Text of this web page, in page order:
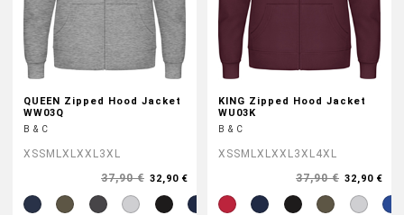
QUEEN Zipped Hood Jacket
WW03Q
B & C
XSS M LXLXXL3XL
37,90 € 32,90 €
KING Zipped Hood Jacket
WU03K
B & C
XSS M LXLXXL3XL4XL
37,90 € 32,90 €